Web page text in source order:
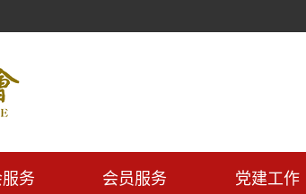
务 会员服务 党建工作